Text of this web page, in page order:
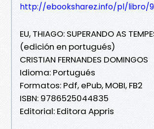
http://ebooksharez.info/pl/libro/
EU, THIAGO: SUPERANDO AS
(edición en portugués)
CRISTIAN FERNANDES DOMINGOS
Idioma: Portugués
Formatos: Pdf, ePub, MOBI, FB2
ISBN: 9786525044835
Editorial: Editora Appris